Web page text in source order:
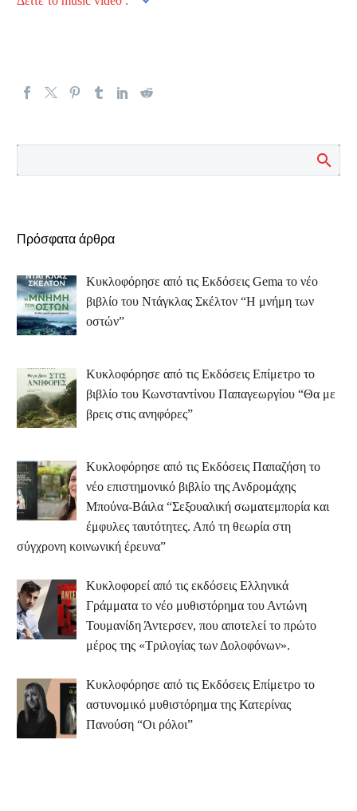
Πρόσφατα άρθρα
Κυκλοφόρησε από τις Εκδόσεις Gema το νέο
βιβλίο του Ντάγκλας Σκέλτον “Η μνήμη των
οστών”
Κυκλοφόρησε από τις Εκδόσεις Επίμετρο το
βιβλίο του Κωνσταντίνου Παπαγεωργίου “Θα με
βρεις στις ανηφόρες”
Κυκλοφόρησε από τις Εκδόσεις Παπαζήση το
νέο επιστημονικό βιβλίο της Ανδρομάχης
Μπούνα-Βάιλα “Σεξουαλική σωματεμπορία και
έμφυλες ταυτότητες. Από τη θεωρία στη
σύγχρονη κοινωνική έρευνα”
Κυκλοφορεί από τις εκδόσεις Ελληνικά
Γράμματα το νέο μυθιστόρημα του Αντώνη
Τουμανίδη Άντερσεν, που αποτελεί το πρώτο
μέρος της «Τριλογίας των Δολοφόνων».
Κυκλοφόρησε από τις Εκδόσεις Επίμετρο το
αστυνομικό μυθιστόρημα της Κατερίνας
Πανούση “Οι ρόλοι”